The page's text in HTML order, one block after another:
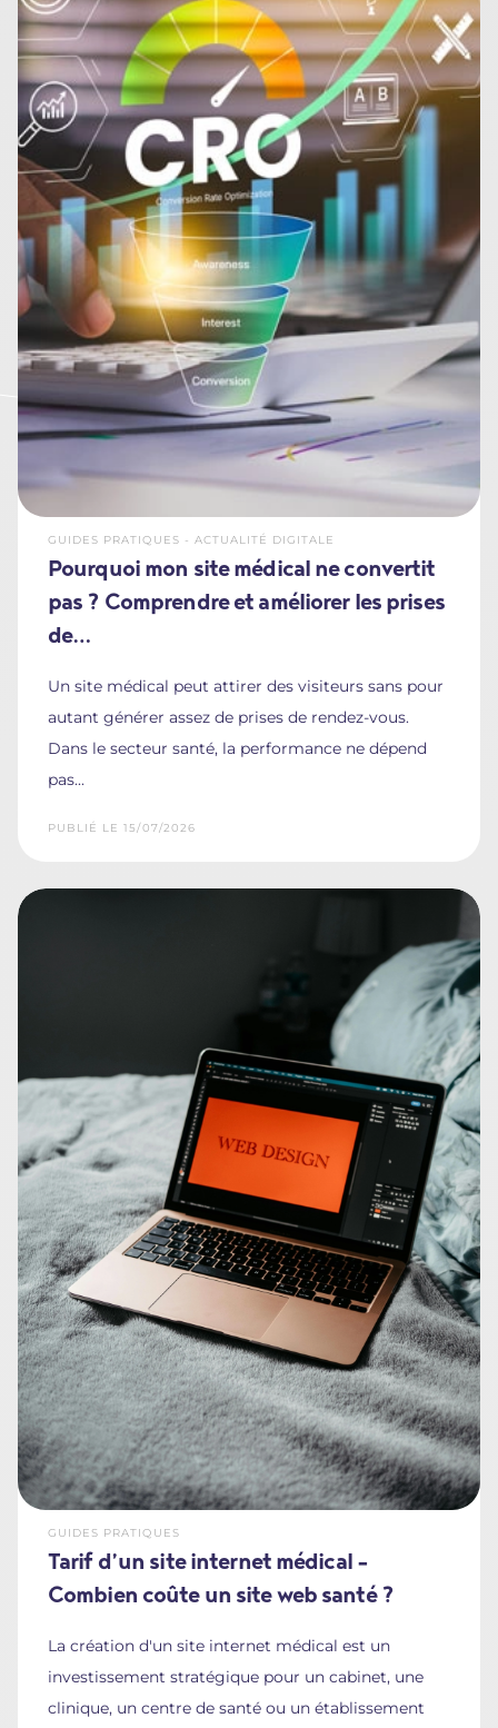
GUIDES PRATIQUES - ACTUALITÉ DIGITALE
Pourquoi mon site médical ne convertit
pas ? Comprendre et améliorer les prises
de…
Un site médical peut attirer des visiteurs sans pour
autant générer assez de prises de rendez-vous.
Dans le secteur santé, la performance ne dépend
pas...
PUBLIÉ LE 15/07/2026
GUIDES PRATIQUES
Tarif d’un site internet médical -
Combien coûte un site web santé ?
La création d'un site internet médical est un
investissement stratégique pour un cabinet, une
clinique, un centre de santé ou un établissement